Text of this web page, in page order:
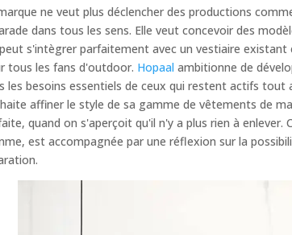
ne veut plus déclencher des productions
dans tous les sens. Elle veut concevoir des
s'intègrer parfaitement avec un vestiaire
tous les fans d'outdoor. Hopaalambitionne de
les besoins essentiels de ceux qui restent actifs tout
affiner le style de sa gamme de vêtements de
quand on s'aperçoit qu'il n'y a plus rien à
est accompagnée par une réflexion sur la